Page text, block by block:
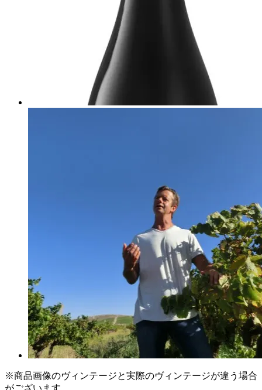
※商品画像のヴィンテージと実際のヴィンテージが違う場合